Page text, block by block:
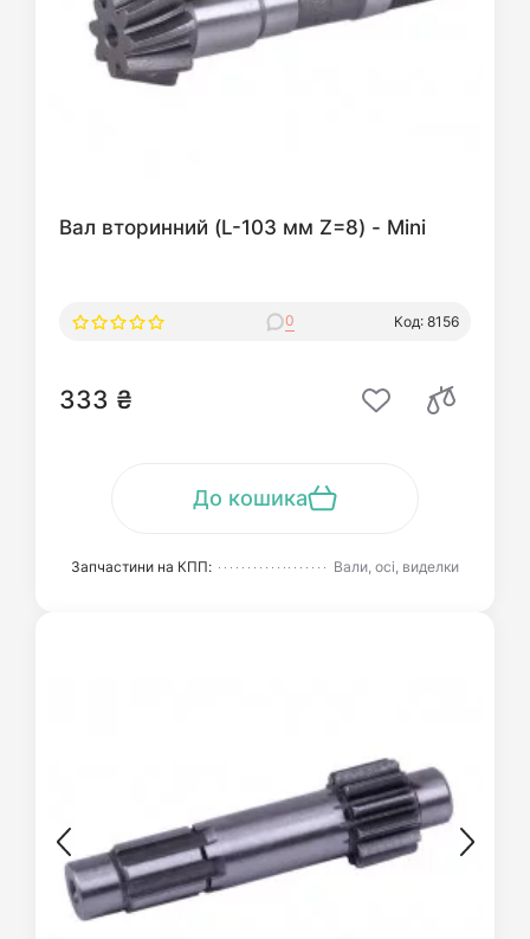
Вал вторинний (L-103 мм Z=8) - Mini
0 Код: 8156
333 ₴
До кошика
Запчастини на КПП: Вали, осі, виделки